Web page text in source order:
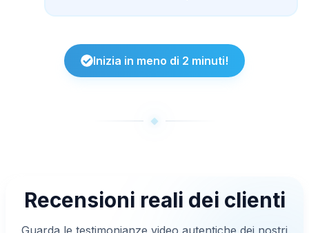
Inizia in meno di 2 minuti!
Recensioni reali dei clienti
Guarda le testimonianze video autentiche dei nostri